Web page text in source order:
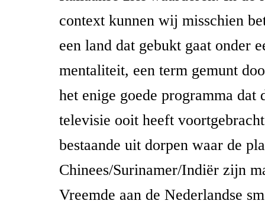
context kunnen wij misschien
een land dat gebukt gaat onder
mentaliteit, een term gemunt
het enige goede programma dat
televisie ooit heeft
bestaande uit dorpen waar de
Chinees/Surinamer/Indiër zijn
Vreemde aan de Nederlandse